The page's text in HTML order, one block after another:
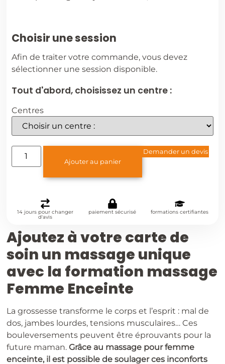
Ajoutez à votre carte de
soin un massage unique
avec la formation massage
Femme Enceinte
La grossesse transforme le corps et l’esprit : mal de
dos, jambes lourdes, tensions musculaires… Ces
bouleversements peuvent être éprouvants pour la
future maman.Grâce au massage pour femme
enceinte, il est possible de soulager ces inconforts
Choisir une session
Afin de traiter votre commande, vous devez
sélectionner une session disponible.
Tout d'abord, choisissez un centre :
Centres
Ajouter au panier
Demander un devis
14 jours pour changer
d'avis
paiement sécurisé formations certifiantes